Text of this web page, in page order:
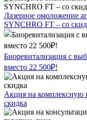
Лазерное омоложение
SYNCHRO FT – со
Биоревитализация с
вместо 22 500₽!
Акция на комплексную
скидка